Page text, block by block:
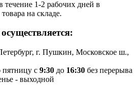
течение 1-2 рабочих дней в
на складе.
г. Пушкин, Московское ш.,
пятницу с 9:30 до 16:30 без перерыва
- выходной